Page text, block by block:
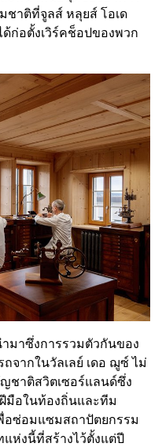
ชาติที่จูลส์ หลุยส์ โอเด
ด้ก่อตั้งเวิร์คช็อปของพวก
ำมาซึ่งการรวมตัวกันของ
จากในวัลเลย์ เดอ ฌูซ์ ไม่
ชาติสวิตเซอร์แลนด์ซึ่ง
มือในท้องถิ่นและทีม
อซ่อมแซมสถาปัตยกรรม
ห่งนี้ที่สร้างไว้ตั้งแต่ปี